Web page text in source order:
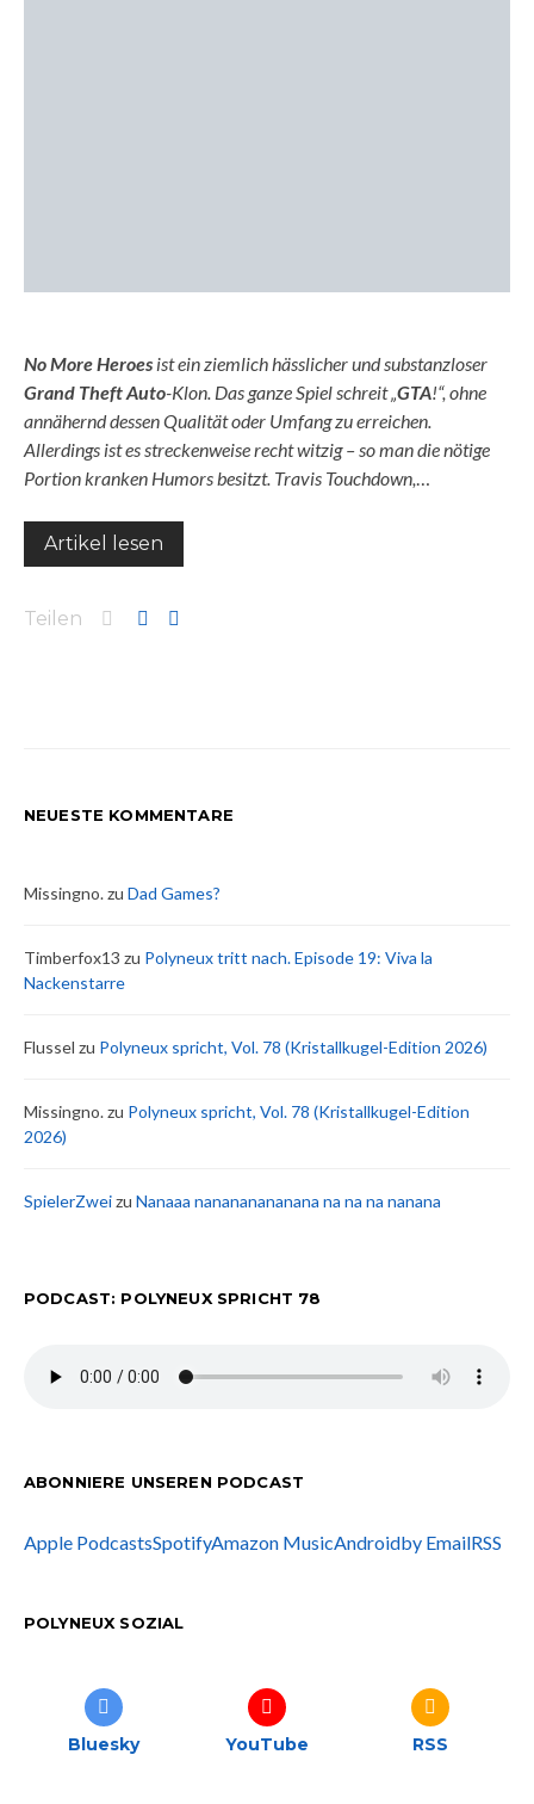
No More Heroes ist ein ziemlich hässlicher und substanzloser
Grand Theft Auto-Klon. Das ganze Spiel schreit „GTA!“, ohne
annähernd dessen Qualität oder Umfang zu erreichen.
Allerdings ist es streckenweise recht witzig – so man die nötige
Portion kranken Humors besitzt. Travis Touchdown,…
Artikel lesen
Teilen
NEUESTE KOMMENTARE
Missingno.zu Dad Games?
Timberfox13 zu Polyneux tritt nach. Episode 19: Viva la
Nackenstarre
Flussel zu Polyneux spricht, Vol. 78 (Kristallkugel-Edition 2026)
Missingno.zu Polyneux spricht, Vol. 78 (Kristallkugel-Edition
2026)
SpielerZweizu Nanaaa nanananananana na na na nanana
PODCAST: POLYNEUX SPRICHT 78
ABONNIERE UNSEREN PODCAST
Apple PodcastsSpotifyAmazon MusicAndroidby EmailRSS
POLYNEUX SOZIAL
Bluesky YouTube RSS